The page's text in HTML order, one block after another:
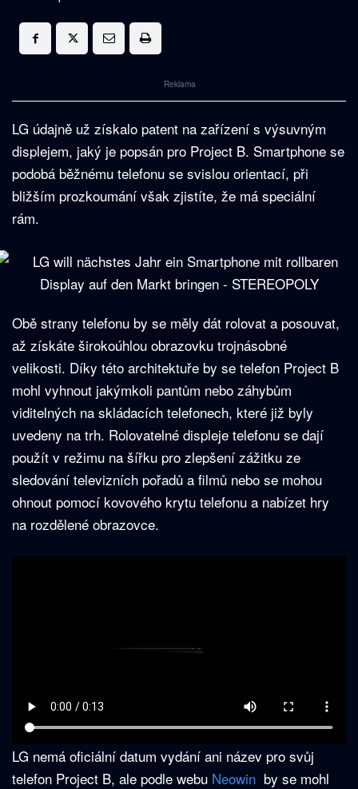
Reklama
LG údajně už získalo patent na zařízení s výsuvným
displejem, jaký je popsán pro Project B. Smartphone se
podobá běžnému telefonu se svislou orientací, při
bližším prozkoumání však zjistíte, že má speciální
rám.
Obě strany telefonu by se měly dát rolovat a posouvat,
až získáte širokoúhlou obrazovku trojnásobné
velikosti. Díky této architektuře by se telefon Project B
mohl vyhnout jakýmkoli pantům nebo záhybům
viditelných na skládacích telefonech, které již byly
uvedeny na trh. Rolovatelné displeje telefonu se dají
použít v režimu na šířku pro zlepšení zážitku ze
sledování televizních pořadů a filmů nebo se mohou
ohnout pomocí kovového krytu telefonu a nabízet hry
na rozdělené obrazovce.
LG nemá oficiální datum vydání ani název pro svůj
telefon Project B, ale podle webu Neowin by se mohl